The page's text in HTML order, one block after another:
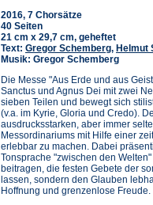
2016, 7 Chorsätze
40 Seiten
21 cm x 29,7 cm, geheftet
Text: Gregor Schemberg, Helmut
Musik: Gregor Schemberg
Die Messe "Aus Erde und aus
Sanctus und Agnus Dei mit zwei
sieben Teilen und bewegt sich
(v.a. im Kyrie, Gloria und Credo).
ausdrucksstarken, aber immer
Messordinariums mit Hilfe einer
erlebbar zu machen. Dabei
Tonsprache "zwischen den
beitragen, die festen Gebete der
lassen, sondern den Glauben
Hoffnung und grenzenlose Freude.